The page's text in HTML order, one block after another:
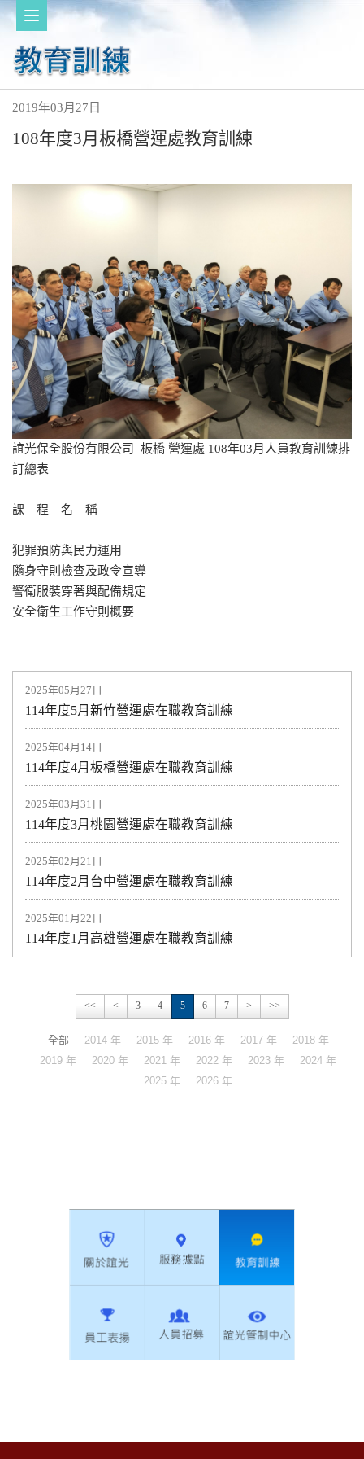
2025年05月27日
114年度5月新竹營運處在職教育訓練
2025年04月14日
114年度4月板橋營運處在職教育訓練
2025年03月31日
114年度3月桃園營運處在職教育訓練
2025年02月21日
114年度2月台中營運處在職教育訓練
2025年01月22日
114年度1月高雄營運處在職教育訓練
<< < 3 4 5 6 7 > >>
全部 2014 年 2015 年 2016 年 2017 年
2018 年
2019 年
2020 年 2021 年 2022 年 2023 年
2024 年
2025 年
2026 年
2019年03月27日
108年度3月板橋營運處教育訓練
誼光保全股份有限公司 板橋 營運處 108年03月人員教育訓練排
訂總表
課 程 名 稱
犯罪預防與民力運用
隨身守則檢查及政令宣導
警衛服裝穿著與配備規定
安全衛生工作守則概要